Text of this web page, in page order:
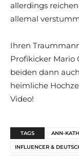
allerdings
allemal
Ihren
Profikicker Mario
beiden dann
heimliche
Video!
TAGS ANN-
INFLUENCER &